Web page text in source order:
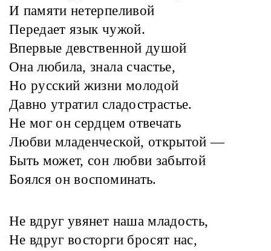
И памяти нетерпеливой
Передает язык чужой.
Впервые девственной душой
Она любила, знала счастье,
Но русский жизни молодой
Давно утратил сладострастье.
Не мог он сердцем отвечать
Любви младенческой, открытой —
Быть может, сон любви забытой
Боялся он воспоминать.
Не вдруг увянет наша младость,
Не вдруг восторги бросят нас,